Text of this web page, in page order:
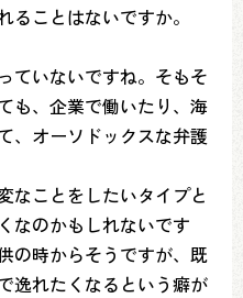
ることはないですか。
ていないですね。そもそ
も、企業で働いたり、海
、オーソドックスな弁護
なことをしたいタイプと
なのかもしれないです
の時からそうですが、既
逸れたくなるという癖が